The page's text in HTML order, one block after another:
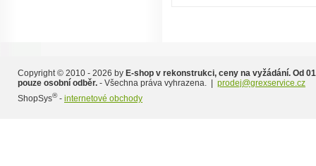
Copyright © 2010 - 2026 by E-shop v rekonstrukci, ceny na vyžádání. Od
pouze osobní odběr. - Všechna práva vyhrazena. | prodej@grexservice.cz
ShopSys®- internetové obchody